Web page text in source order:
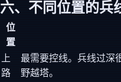
六、不同位置的兵
位
置
上
路
最需要控线。兵线过深
野越塔。